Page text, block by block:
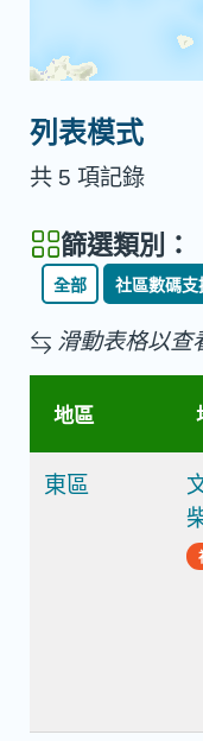
列表模式
共 5 項記錄
篩選類別：
全部 社區數碼支
滑動表格以查
地區
東區